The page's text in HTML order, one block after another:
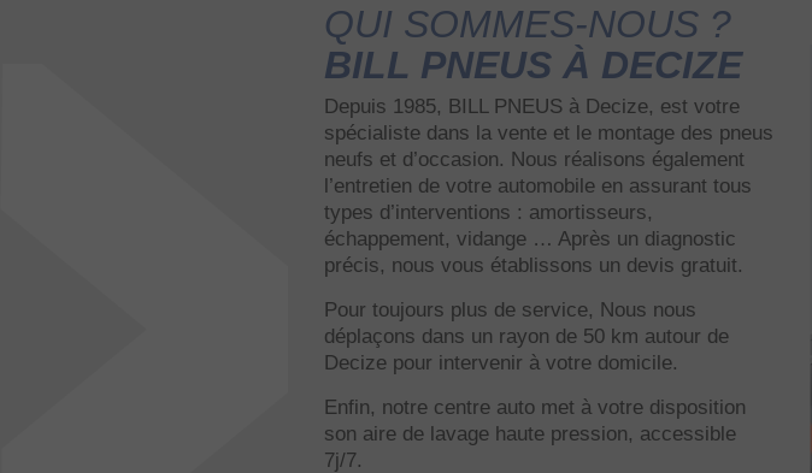
QUI SOMMES-NOUS ?
BILL PNEUS À DECIZE
Depuis 1985, BILL PNEUS à Decize, est votre
spécialiste dans la vente et le montage des pneus
neufs et d’occasion. Nous réalisons également
l’entretien de votre automobile en assurant tous
types d’interventions : amortisseurs,
échappement, vidange … Après un diagnostic
précis, nous vous établissons un devis gratuit.
Pour toujours plus de service, Nous nous
déplaçons dans un rayon de 50 km autour de
Decize pour intervenir à votre domicile.
Enfin, notre centre auto met à votre disposition
son aire de lavage haute pression, accessible
7j/7.